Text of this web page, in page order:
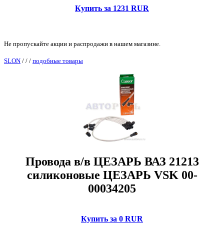
Купить за 1231 RUR
Не пропускайте акции и распродажи в нашем магазине.
SLON / / / подобные товары
Провода в/в ЦЕЗАРЬ ВАЗ 21213
силиконовые ЦЕЗАРЬ VSK 00-
00034205
Купить за 0 RUR